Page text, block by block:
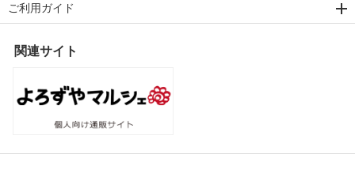
ご利用ガイド
関連サイト